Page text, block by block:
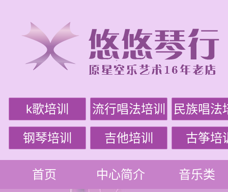
k歌培训 流行唱法培训 民族唱法
钢琴培训 吉他培训 古筝培
首页 中心简介 音乐类